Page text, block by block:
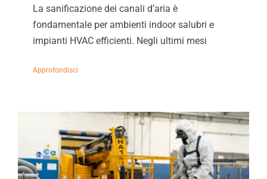
La sanificazione dei canali d’aria è
fondamentale per ambienti indoor salubri e
impianti HVAC efficienti. Negli ultimi mesi